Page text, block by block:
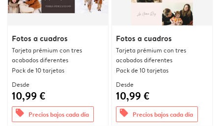
Fotos a cuadros
Tarjeta prémium con tres
acabados diferentes
Pack de 10 tarjetas
Desde
10,99 €
offers Precios bajos cada día
Fotos a cuadros
Tarjeta prémium con tres
acabados diferentes
Pack de 10 tarjetas
Desde
10,99 €
offers Precios bajos cada día